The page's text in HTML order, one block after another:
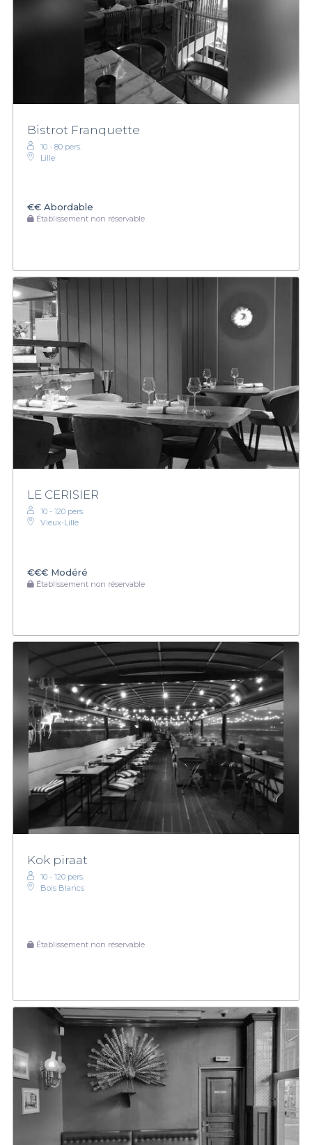
Bistrot Franquette
10 - 80 pers.
Lille
€€ Abordable
Établissement non réservable
LE CERISIER
10 - 120 pers.
Vieux-Lille
€€€ Modéré
Établissement non réservable
Kok piraat
10 - 120 pers.
Bois Blancs
Établissement non réservable